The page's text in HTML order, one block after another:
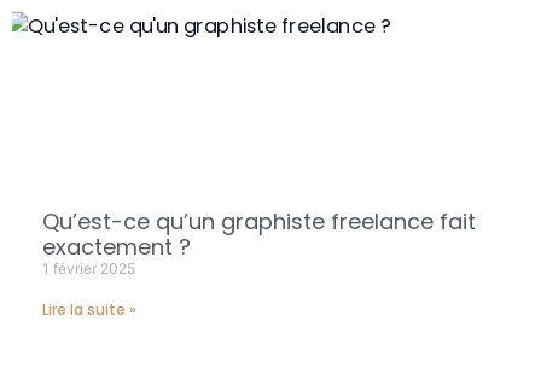
Qu’est-ce qu’un graphiste freelance fait
exactement ?
1 février 2025
Lire la suite »